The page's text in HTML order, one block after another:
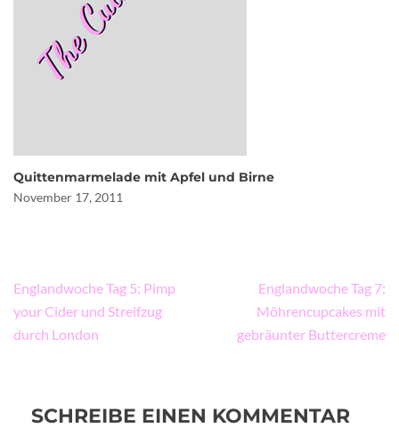
Quittenmarmelade mit Apfel und Birne
November 17, 2011
Beitragsnavigation
Englandwoche Tag 5: Pimp
your Cider und Streifzug
durch London
Englandwoche Tag 7:
Möhrencupcakes mit
gebräunter Buttercreme
SCHREIBE EINEN KOMMENTAR